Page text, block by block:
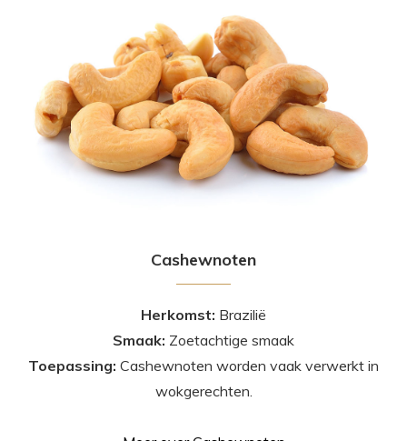
Cashewnoten
Herkomst: Brazilië
Smaak: Zoetachtige smaak
Toepassing: Cashewnoten worden vaak verwerkt in
wokgerechten.